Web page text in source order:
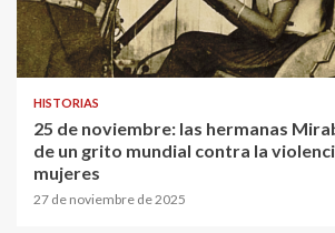
HISTORIAS
25 de noviembre: las hermanas
de un grito mundial contra la
mujeres
27 de noviembre de 2025